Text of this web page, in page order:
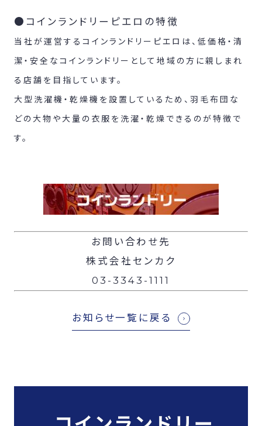
●コインランドリーピエロの特徴
当社が運営するコインランドリーピエロは、低価格・清
潔・安全なコインランドリーとして地域の方に親しまれ
る店舗を目指しています。
大型洗濯機・乾燥機を設置しているため、羽毛布団な
どの大物や大量の衣服を洗濯・乾燥できるのが特徴で
す。
お問い合わせ先
株式会社センカク
03-3343-1111
お知らせ一覧に戻る